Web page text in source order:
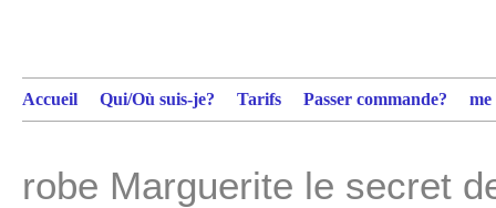
Accueil Qui/Où suis-je? Tarifs Passer commande?
robe Marguerite le secret